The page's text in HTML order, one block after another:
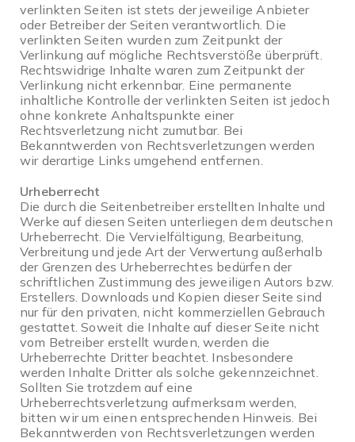
verlinkten Seiten ist stets der jeweilige Anbieter
oder Betreiber der Seiten verantwortlich. Die
verlinkten Seiten wurden zum Zeitpunkt der
Verlinkung auf mögliche Rechtsverstöße überprüft.
Rechtswidrige Inhalte waren zum Zeitpunkt der
Verlinkung nicht erkennbar. Eine permanente
inhaltliche Kontrolle der verlinkten Seiten ist jedoch
ohne konkrete Anhaltspunkte einer
Rechtsverletzung nicht zumutbar. Bei
Bekanntwerden von Rechtsverletzungen werden
wir derartige Links umgehend entfernen.
Urheberrecht
Die durch die Seitenbetreiber erstellten Inhalte und
Werke auf diesen Seiten unterliegen dem deutschen
Urheberrecht. Die Vervielfältigung, Bearbeitung,
Verbreitung und jede Art der Verwertung außerhalb
der Grenzen des Urheberrechtes bedürfen der
schriftlichen Zustimmung des jeweiligen Autors bzw.
Erstellers. Downloads und Kopien dieser Seite sind
nur für den privaten, nicht kommerziellen Gebrauch
gestattet. Soweit die Inhalte auf dieser Seite nicht
vom Betreiber erstellt wurden, werden die
Urheberrechte Dritter beachtet. Insbesondere
werden Inhalte Dritter als solche gekennzeichnet.
Sollten Sie trotzdem auf eine
Urheberrechtsverletzung aufmerksam werden,
bitten wir um einen entsprechenden Hinweis. Bei
Bekanntwerden von Rechtsverletzungen werden